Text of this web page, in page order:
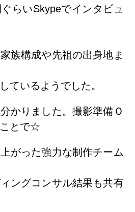
らいSkypeでインタビュ
族構成や先祖の出身地ま
ているようでした。
かりました。撮影準備Ｏ
ことで☆
がった強力な制作チーム
ングコンサル結果も共有